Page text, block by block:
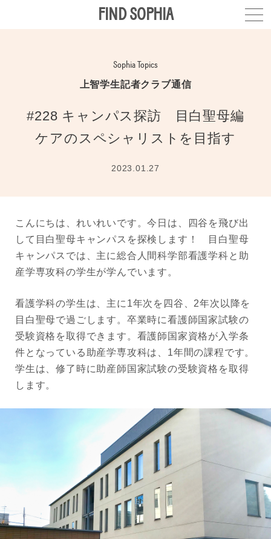
FIND SOPHIA
Sophia Topics
上智学生記者クラブ通信
#228 キャンパス探訪 目白聖母編
ケアのスペシャリストを目指す
2023.01.27
こんにちは、れいれいです。今日は、四谷を飛び出
して目白聖母キャンパスを探検します！ 目白聖母
キャンパスでは、主に総合人間科学部看護学科と助
産学専攻科の学生が学んでいます。
看護学科の学生は、主に1年次を四谷、2年次以降を
目白聖母で過ごします。卒業時に看護師国家試験の
受験資格を取得できます。看護師国家資格が入学条
件となっている助産学専攻科は、1年間の課程です。
学生は、修了時に助産師国家試験の受験資格を取得
します。